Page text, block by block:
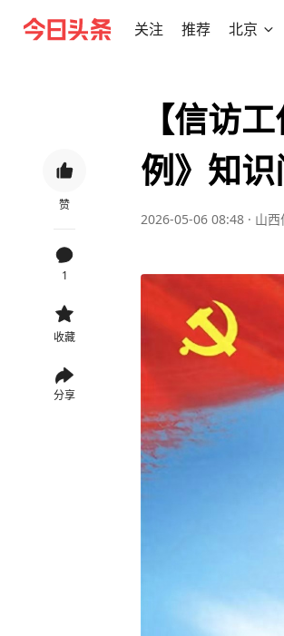
关注 推荐 北京
赞
1
收藏
分享
【信访
例》知
2026-05-06 08:48 · 山西